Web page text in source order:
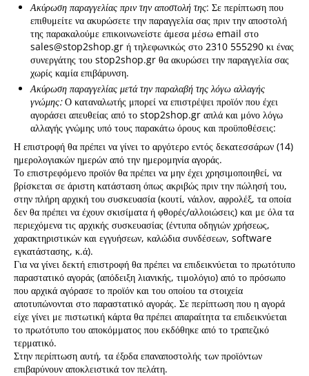
Ακύρωση παραγγελίας πριν την αποστολή της: Σε περίπτωση που
επιθυμείτε να ακυρώσετε την παραγγελία σας πριν την αποστολή
της παρακαλούμε επικοινωνείστε άμεσα μέσω email στο
sales@stop2shop.gr ή τηλεφωνικώς στο 2310 555290 κι ένας
συνεργάτης του stop2shop.gr θα ακυρώσει την παραγγελία σας
χωρίς καμία επιβάρυνση.
Ακύρωση παραγγελίας μετά την παραλαβή της λόγω αλλαγής
γνώμης:Ο καταναλωτής μπορεί να επιστρέψει προϊόν που έχει
αγοράσει απευθείας από το stop2shop.gr απλά και μόνο λόγω
αλλαγής γνώμης υπό τους παρακάτω όρους και προϋποθέσεις:
Η επιστροφή θα πρέπει να γίνει το αργότερο εντός δεκατεσσάρων (14)
ημερολογιακών ημερών από την ημερομηνία αγοράς.
Το επιστρεφόμενο προϊόν θα πρέπει να μην έχει χρησιμοποιηθεί, να
βρίσκεται σε άριστη κατάσταση όπως ακριβώς πριν την πώλησή του,
στην πλήρη αρχική του συσκευασία (κουτί, νάιλον, αφρολέξ, τα οποία
δεν θα πρέπει να έχουν σκισίματα ή φθορές/αλλοιώσεις) και με όλα τα
περιεχόμενα τις αρχικής συσκευασίας (έντυπα οδηγιών χρήσεως,
χαρακτηριστικών και εγγυήσεων, καλώδια συνδέσεων, software
εγκατάστασης, κ.ά).
Για να γίνει δεκτή επιστροφή θα πρέπει να επιδεικνύεται το πρωτότυπο
παραστατικό αγοράς (απόδειξη λιανικής, τιμολόγιο) από το πρόσωπο
που αρχικά αγόρασε το προϊόν και του οποίου τα στοιχεία
αποτυπώνονται στο παραστατικό αγοράς. Σε περίπτωση που η αγορά
είχε γίνει με πιστωτική κάρτα θα πρέπει απαραίτητα τα επιδεικνύεται
το πρωτότυπο του αποκόμματος που εκδόθηκε από το τραπεζικό
τερματικό.
Στην περίπτωση αυτή, τα έξοδα επαναποστολής των προϊόντων
επιβαρύνουν αποκλειστικά τον πελάτη.